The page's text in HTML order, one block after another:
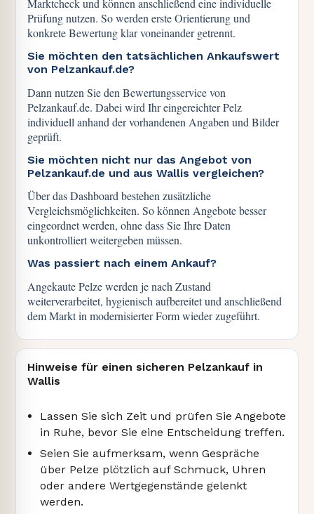
Marktcheck und können anschließend eine individuelle
Prüfung nutzen. So werden erste Orientierung und
konkrete Bewertung klar voneinander getrennt.
Sie möchten den tatsächlichen Ankaufswert
von Pelzankauf.de?
Dann nutzen Sie den Bewertungsservice von
Pelzankauf.de. Dabei wird Ihr eingereichter Pelz
individuell anhand der vorhandenen Angaben und Bilder
geprüft.
Sie möchten nicht nur das Angebot von
Pelzankauf.de und aus Wallis vergleichen?
Über das Dashboard bestehen zusätzliche
Vergleichsmöglichkeiten. So können Angebote besser
eingeordnet werden, ohne dass Sie Ihre Daten
unkontrolliert weitergeben müssen.
Was passiert nach einem Ankauf?
Angekaute Pelze werden je nach Zustand
weiterverarbeitet, hygienisch aufbereitet und anschließend
dem Markt in modernisierter Form wieder zugeführt.
Hinweise für einen sicheren Pelzankauf in
Wallis
Lassen Sie sich Zeit und prüfen Sie Angebote
in Ruhe, bevor Sie eine Entscheidung treffen.
Seien Sie aufmerksam, wenn Gespräche
über Pelze plötzlich auf Schmuck, Uhren
oder andere Wertgegenstände gelenkt
werden.